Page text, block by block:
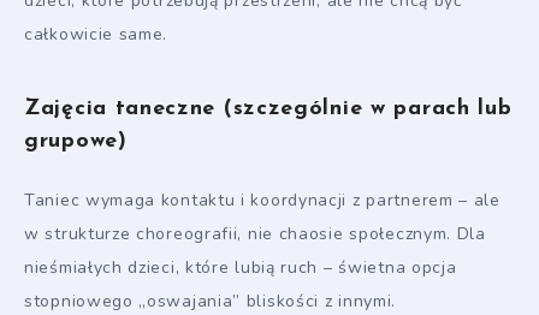
całkowicie same.
Zajęcia taneczne (szczególnie w parach lub
grupowe)
Taniec wymaga kontaktu i koordynacji z partnerem – ale
w strukturze choreografii, nie chaosie społecznym. Dla
nieśmiałych dzieci, które lubią ruch – świetna opcja
stopniowego „oswajania” bliskości z innymi.